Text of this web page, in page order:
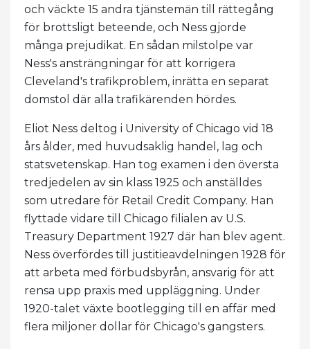
och väckte 15 andra tjänstemän till rättegång
för brottsligt beteende, och Ness gjorde
många prejudikat. En sådan milstolpe var
Ness's ansträngningar för att korrigera
Cleveland's trafikproblem, inrätta en separat
domstol där alla trafikärenden hördes.
Eliot Ness deltog i University of Chicago vid 18
års ålder, med huvudsaklig handel, lag och
statsvetenskap. Han tog examen i den översta
tredjedelen av sin klass 1925 och anställdes
som utredare för Retail Credit Company. Han
flyttade vidare till Chicago filialen av U.S.
Treasury Department 1927 där han blev agent.
Ness överfördes till justitieavdelningen 1928 för
att arbeta med förbudsbyrån, ansvarig för att
rensa upp praxis med uppläggning. Under
1920-talet växte bootlegging till en affär med
flera miljoner dollar för Chicago's gangsters.